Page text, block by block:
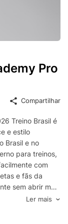
Pro
Compartilhar
Treino Brasil é
e estilo
Brasil e no
para treinos,
com
e fãs da
sem abrir mão
caimento
você a
Ler mais